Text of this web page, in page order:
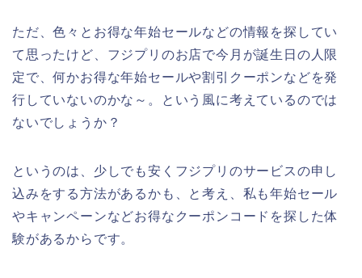
ただ、色々とお得な年始セールなどの情報を探してい
て思ったけど、フジプリのお店で今月が誕生日の人限
定で、何かお得な年始セールや割引クーポンなどを発
行していないのかな～。という風に考えているのでは
ないでしょうか？
というのは、少しでも安くフジプリのサービスの申し
込みをする方法があるかも、と考え、私も年始セール
やキャンペーンなどお得なクーポンコードを探した体
験があるからです。